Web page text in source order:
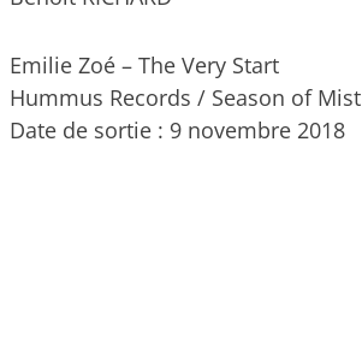
Emilie Zoé – The Very Start
Hummus Records / Season of Mist
Date de sortie : 9 novembre 2018